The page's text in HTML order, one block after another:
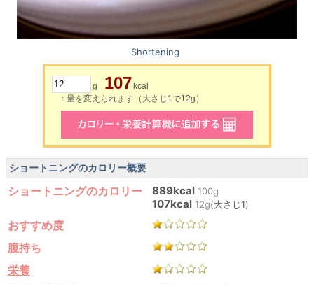
Shortening
g 107 kcal
↑ 量を変えられます（大さじ1で12g）
ショートニングのカロリー概要
ショートニングのカロリー 889kcal 100g
107kcal 12g(大さじ1)
おすすめ度
腹持ち
栄養